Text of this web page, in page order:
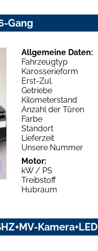
Gang
Allgemeine Daten:
Fahrzeugtyp
Karosserieform
Erst-Zul.
Getriebe
Kilometerstand
Anzahl der Türen
Farbe
Standort
Lieferzeit
Unsere Nummer
Motor:
kW / PS
Treibstoff
Hubraum
Kamera+LED